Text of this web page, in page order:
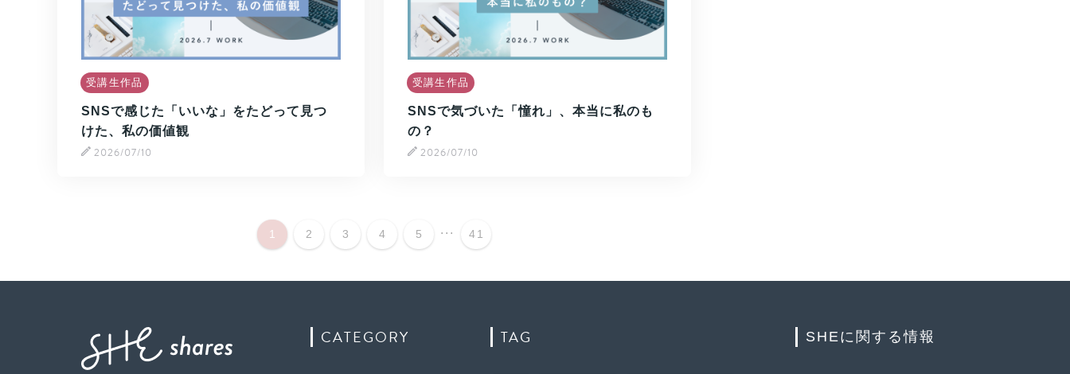
受講生作品
SNSで感じた「いいな」をたどって見つ
けた、私の価値観
2026/07/10
受講生作品
SNSで気づいた「憧れ」、本当に私のも
の？
2026/07/10
1 2 3 4 5 ... 41
CATEGORY TAG SHEに関する情報